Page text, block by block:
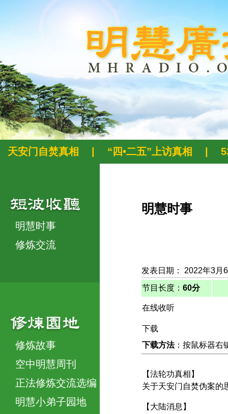
天安门自焚真相 “四•二五”上访真相
明慧时事
修炼交流
修炼故事
空中明慧周刊
正法修炼交流选编
明慧小弟子园地
明慧时事
发表日期： 2022年3月
节目长度： 60分
在线收听
下载
下载方法：按鼠标器右
【法轮功真相】
关于天安门自焚伪案的
【大陆消息】